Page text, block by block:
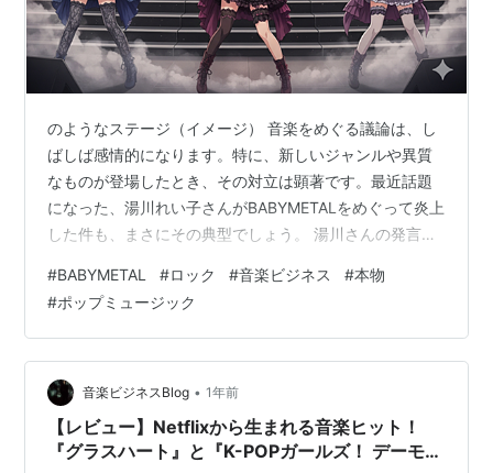
のようなステージ（イメージ） 音楽をめぐる議論は、し
ばしば感情的になります。特に、新しいジャンルや異質
なものが登場したとき、その対立は顕著です。最近話題
になった、湯川れい子さんがBABYMETALをめぐって炎上
した件も、まさにその典型でしょう。 湯川さんの発言を
議論を単なる世代間の対立と見るのは、あまりにも単純
すぎます。実は、この対立の背景には、ロックというジ
ャンルが抱える「純粋性」と「本物」への強いこだわり
が深く関わっているのです。 ロックは歴史的に、反体
制、DIY精神、そして商業主義への反発といった思想を核
としてきました。自分たちの手で楽器…
#BABYMETAL #ロック #音楽ビジネス #本物
#ポップミュージック
音楽ビジネスBlog • 1年前
【レビュー】Netflixから生まれる音楽ヒット！
『グラスハート』と『K-POPガールズ！ デーモ